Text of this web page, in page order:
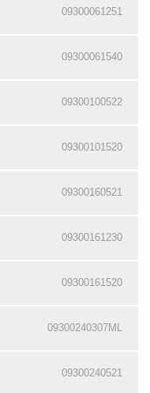
09300061251
09300061540
09300100522
09300101520
09300160521
09300161230
09300161520
09300240307ML
09300240521